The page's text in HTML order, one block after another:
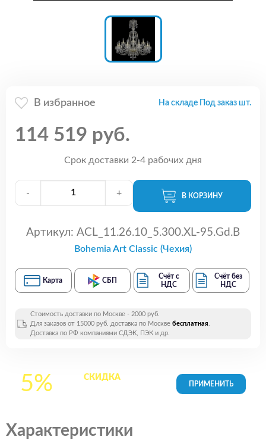
В избранное На складе Под заказ шт.
114 519 руб.
Срок доставки 2-4 рабочих дня
- + В КОРЗИНУ
Артикул: ACL_11.26.10_5.300.XL-95.Gd.B
Bohemia Art Classic (Чехия)
Карта СБП
Счёт с
НДС
Счёт без
НДС
Стоимость доставки по Москве - 2000 руб.
Для заказов от 15000 руб. доставка по Москве бесплатная.
Доставка по РФ компаниями СДЭК, ПЭК и др.
5% СКИДКАна все
Характеристики